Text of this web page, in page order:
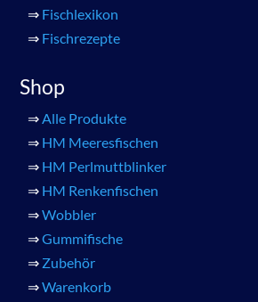
⇒ Fischlexikon
⇒ Fischrezepte
Shop
⇒Alle Produkte
⇒ HM Meeresfischen
⇒ HM Perlmuttblinker
⇒ HM Renkenfischen
⇒Wobbler
⇒Gummifische
⇒ Zubehör
⇒Warenkorb